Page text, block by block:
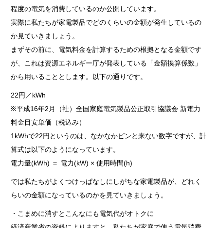
程度の電気を消費しているのか公開しています。
実際に私たちが家電製品でどのくらいの金額が発生しているの
か見ていきましょう。
まずその前に、電気料金を計算するための根拠となる金額です
が、これは資源エネルギー庁が発表している「金額換算係数」
から用いることとします。以下の通りです。
22円／kWh
※平成16年2月（社）全国家庭電気製品公正取引協議会 新電力
料金目安単価（税込み）
1kWhで22円というのは、なかなかピンと来ない数字ですが、計
算式は以下のようになっています。
電力量(kWh) ＝ 電力(kW) × 使用時間(h)
では私たちがよくつけっぱなしにしがちな家電製品が、どれく
らいの金額になっているのかを見ていきましょう。
・こまめに消すとこんなにも電気代がオトクに